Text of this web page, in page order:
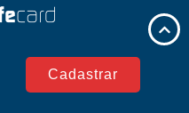
Cadastrar